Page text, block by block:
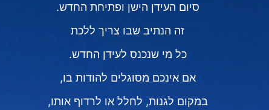
סיום העידן הישן ופתיחת החדש.
זה הנתיב שבו צריך ללכת
כל מי שנכנס לעידן החדש.
אם אינכם מסוגלים להודות בו,
במקום לגנות, לחלל או לרדוף אותו,